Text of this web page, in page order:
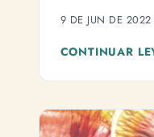
9 DE JUN DE 2022
CONTINUAR